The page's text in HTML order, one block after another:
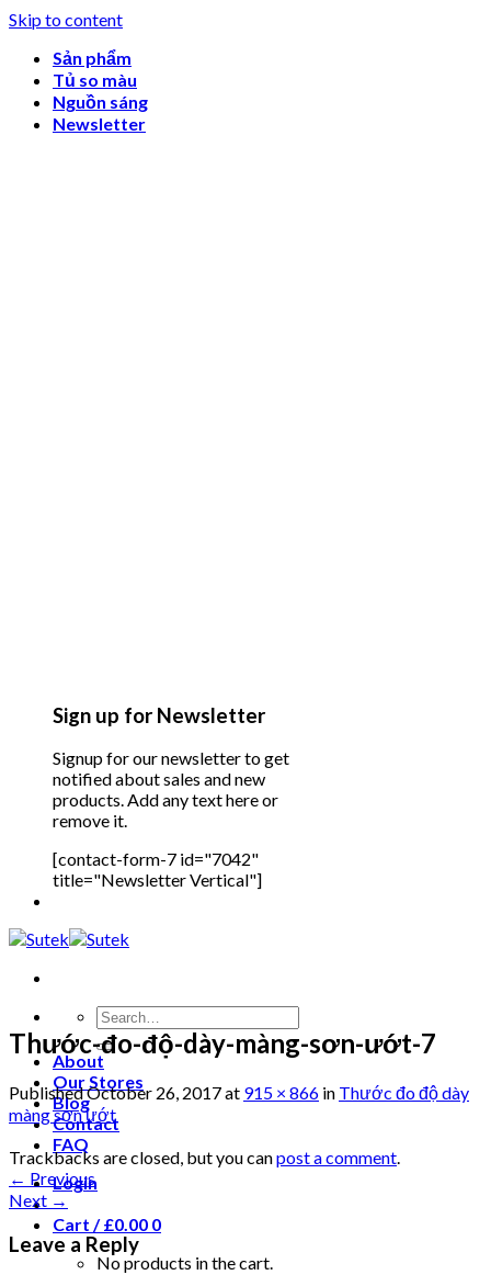
Skip to content
Sản phẩm
Tủ so màu
Nguồn sáng
Newsletter
Sign up for Newsletter
Signup for our newsletter to get
notified about sales and new
products. Add any text here or
remove it.
[contact-form-7 id="7042"
title="Newsletter Vertical"]
About
Our Stores
Blog
Contact
FAQ
Login
Cart /£0.00 0
No products in the cart.
Thước-đo-độ-dày-màng-sơn-ướt-7
PublishedOctober 26, 2017at 915 × 866 in Thước đo độ dày
màng sơn ướt
Trackbacks are closed, but you canpost a comment.
← Previous
Next →
Leave a Reply